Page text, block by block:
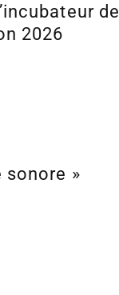
de
2026
sonore »